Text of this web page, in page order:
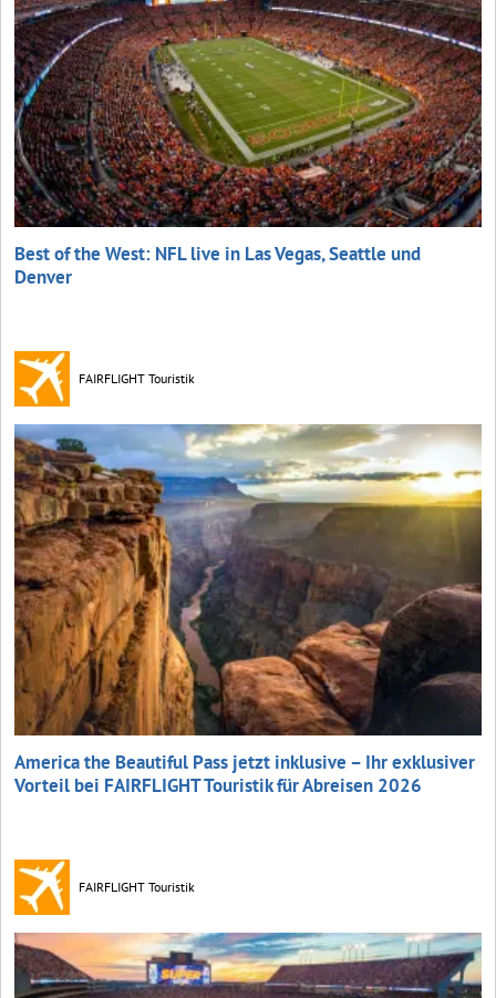
Best of the West: NFL live in Las Vegas, Seattle und
Denver
FAIRFLIGHT Touristik
America the Beautiful Pass jetzt inklusive – Ihr exklusiver
Vorteil bei FAIRFLIGHT Touristik für Abreisen 2026
FAIRFLIGHT Touristik